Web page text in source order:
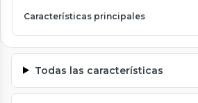
Características principales
Todas las características